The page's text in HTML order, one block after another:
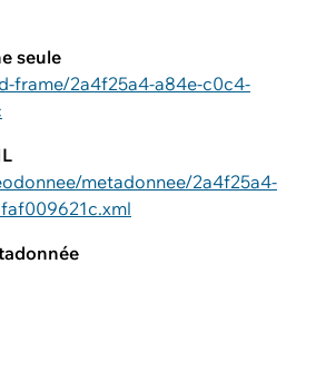
seule
frame/2a4f25a4-a84e-c0c4-
metadonnee/2a4f25a4-